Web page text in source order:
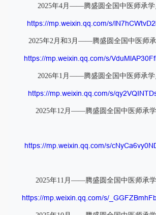
2025年4月——腾盛圆全国中医师承学
https://mp.weixin.qq.com/s/
2025年2月和3月——腾盛圆全国中医师
https://mp.weixin.qq.com/s/
2026年1月——腾盛圆全国中医师承学
https://mp.weixin.qq.com/s/
2025年12月——腾盛圆全国中医师承
https://mp.weixin.qq.com/s/
2025年11月——腾盛圆全国中医师承
https://mp.weixin.qq.com/s/